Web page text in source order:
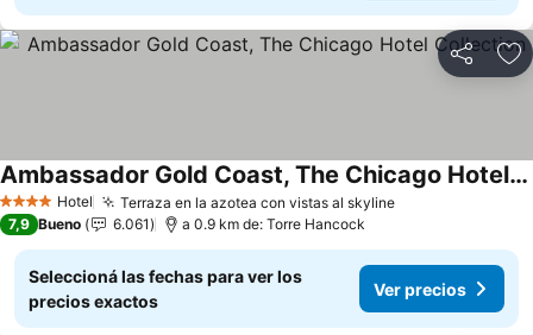
Compartir
4 EstrellasHotel Terraza en la azotea con vistas al skyline
Ambassador Gold Coast, The Chicago Hotel Collection
7,9 Bueno 6.061 a 0.9 km de: Torre Hancock
Seleccioná las fechas para ver los
precios exactos
Ver precios